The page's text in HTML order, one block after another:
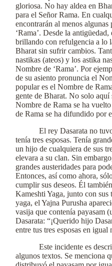
gloriosa. No hay aldea en
para el Señor Rama. En
encontrarán al menos
‘Rama’. Desde la
brillando con refulgencia a lo
Bharat sin sufrir cambios.
nastikas (ateos) y los astika
Nombre de ‘Rama’. Por
de su asiento pronuncia el
popular es el Nombre de
gente de Bharat. No solo
Nombre de Rama se ha
de Rama se ha difundido por
El rey Dasarata no
tenía tres esposas. Tenía
un hijo de cualquiera de sus
elevara a su clan. Sin
grandes austeridades para
Entonces, así como ahora,
cumplir sus deseos. Él
Kameshti Yaga, junto con sus
yaga, el Yajna Purusha
vasija que contenía payasam
Dasarata: “¡Querido hijo
entre tus tres esposas en
Este incidente es
algunos textos. Se menciona